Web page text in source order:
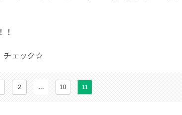
！
チェック☆
2 … 10 11